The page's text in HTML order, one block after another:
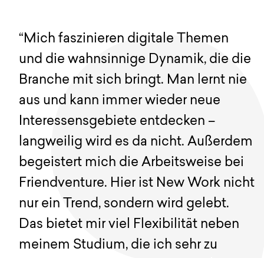
“Mich faszinieren digitale Themen
und die wahnsinnige Dynamik, die die
Branche mit sich bringt. Man lernt nie
aus und kann immer wieder neue
Interessensgebiete entdecken –
langweilig wird es da nicht. Außerdem
begeistert mich die Arbeitsweise bei
Friendventure. Hier ist New Work nicht
nur ein Trend, sondern wird gelebt.
Das bietet mir viel Flexibilität neben
meinem Studium, die ich sehr zu